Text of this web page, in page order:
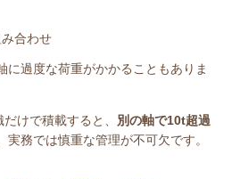
合わせ
に過度な荷重がかかることもありま
だけで積載すると、 別の軸で10t超過
実務では慎重な管理が不可欠です。